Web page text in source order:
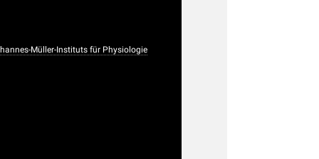
Müller-Instituts für Physiologie